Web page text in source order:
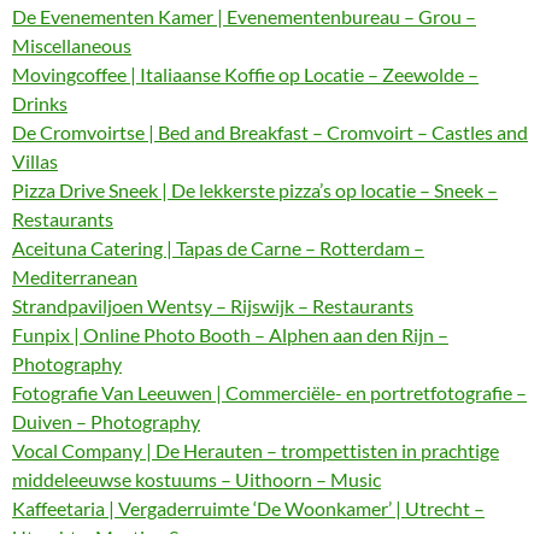
De Evenementen Kamer | Evenementenbureau – Grou –
Miscellaneous
Movingcoffee | Italiaanse Koffie op Locatie – Zeewolde –
Drinks
De Cromvoirtse | Bed and Breakfast – Cromvoirt – Castles and
Villas
Pizza Drive Sneek | De lekkerste pizza’s op locatie – Sneek –
Restaurants
Aceituna Catering | Tapas de Carne – Rotterdam –
Mediterranean
Strandpaviljoen Wentsy – Rijswijk – Restaurants
Funpix | Online Photo Booth – Alphen aan den Rijn –
Photography
Fotografie Van Leeuwen | Commerciële- en portretfotografie –
Duiven – Photography
Vocal Company | De Herauten – trompettisten in prachtige
middeleeuwse kostuums – Uithoorn – Music
Kaffeetaria | Vergaderruimte ‘De Woonkamer’ | Utrecht –